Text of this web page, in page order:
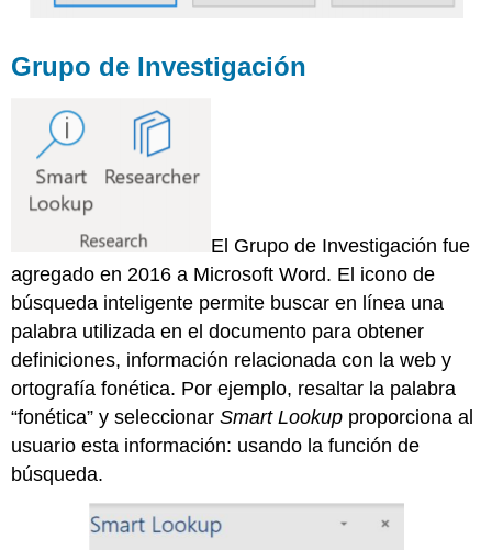
Grupo de Investigación
El Grupo de Investigación fue
agregado en 2016 a Microsoft Word. El icono de
búsqueda inteligente permite buscar en línea una
palabra utilizada en el documento para obtener
definiciones, información relacionada con la web y
ortografía fonética. Por ejemplo, resaltar la palabra
“fonética” y seleccionarSmart Lookup proporciona al
usuario esta información: usando la función de
búsqueda.